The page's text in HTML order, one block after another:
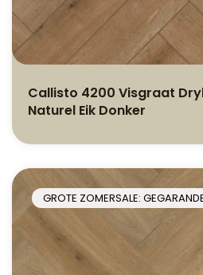
Callisto 4200 Visgraat
Naturel Eik Donker
GROTE ZOMERSALE: